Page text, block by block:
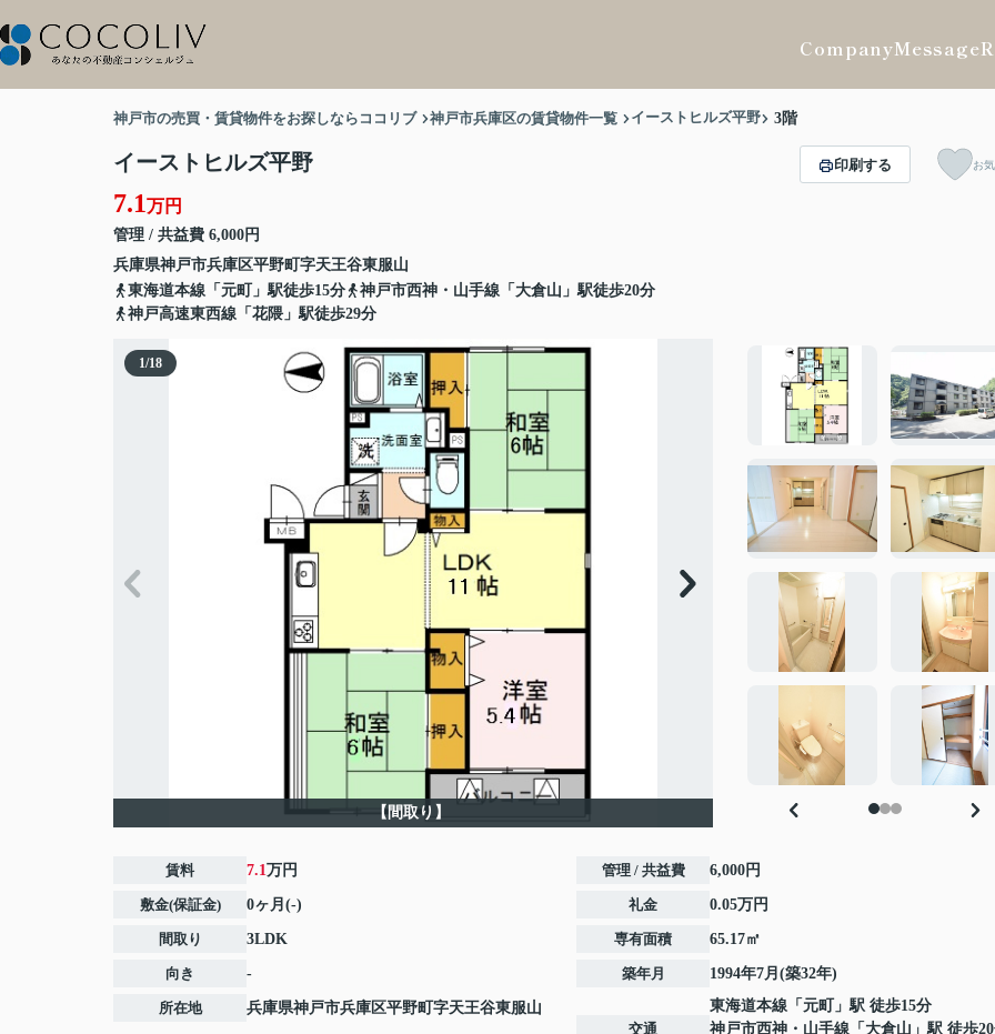
CompanyMessage
神戸市の売買・賃貸物件をお探しならココリブ 神戸市兵庫区の賃貸物件一覧 イーストヒルズ平野 3階
イーストヒルズ平野
7.1万円
管理 / 共益費 6,000円
兵庫県神戸市兵庫区平野町 字天王谷東服山
東海道本線「元町」駅徒歩15分
神戸市西神・山手線「大倉山」駅徒歩20分
神戸高速東西線「花隈」駅徒歩29分
印刷する お
1/18
【間取り】
賃料 7.1万円
敷金(保証金) 0ヶ月(-)
間取り 3LDK
向き -
所在地 兵庫県神戸市兵庫区平野町 字天王谷東服山
管理 / 共益費 6,000円
礼金 0.05万円
専有面積 65.17㎡
築年月 1994年7月(築32年)
交通
東海道本線 「 元町
」駅 徒歩15分
神戸市西神・山手線 「 大倉山 」駅 徒歩